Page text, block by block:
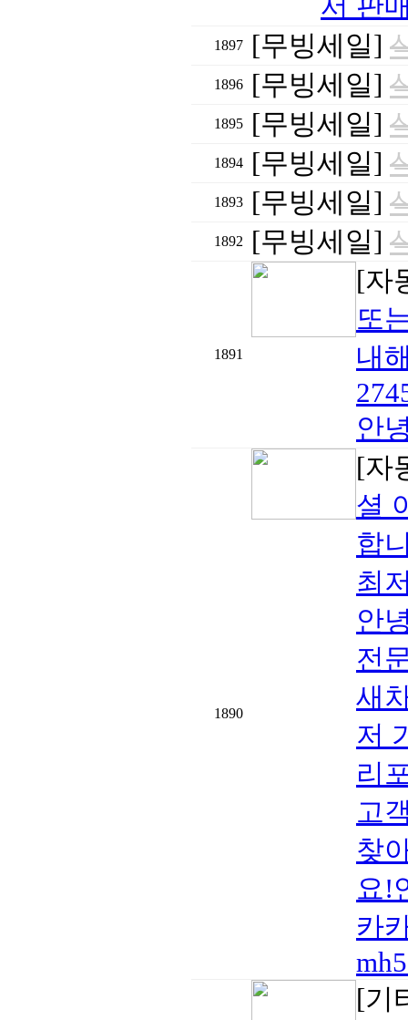
1897 [무빙세일]
1896 [무빙세일]
1895 [무빙세일]
1894 [무빙세일]
1893 [무빙세일]
1892 [무빙세일]
1891
[자
또
내
안
1890
[자
셜
합
최
안
전
새
저
리
고
찾
요!
카
[기